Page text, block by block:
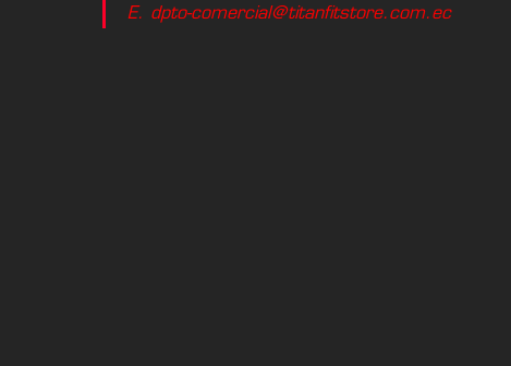
E. dpto-comercial@titanfitstore.com.ec